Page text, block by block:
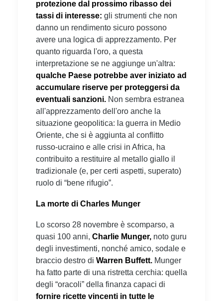
protezione dal prossimo ribasso dei
tassi di interesse: gli strumenti che non
danno un rendimento sicuro possono
avere una logica di apprezzamento. Per
quanto riguarda l'oro, a questa
interpretazione se ne aggiunge un'altra:
qualche Paese potrebbe aver iniziato ad
accumulare riserve per proteggersi da
eventuali sanzioni. Non sembra estranea
all'apprezzamento dell'oro anche la
situazione geopolitica: la guerra in Medio
Oriente, che si è aggiunta al conflitto
russo-ucraino e alle crisi in Africa, ha
contribuito a restituire al metallo giallo il
tradizionale (e, per certi aspetti, superato)
ruolo di “bene rifugio”.
La morte di Charles Munger
Lo scorso 28 novembre è scomparso, a
quasi 100 anni, Charlie Munger, noto guru
degli investimenti, nonché amico, sodale e
braccio destro di Warren Buffett. Munger
ha fatto parte di una ristretta cerchia: quella
degli “oracoli” della finanza capaci di
fornire ricette vincenti in tutte le